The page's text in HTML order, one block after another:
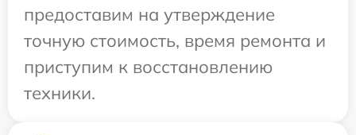
предоставим на утверждение
точную стоимость, время ремонта и
приступим к восстановлению
техники.